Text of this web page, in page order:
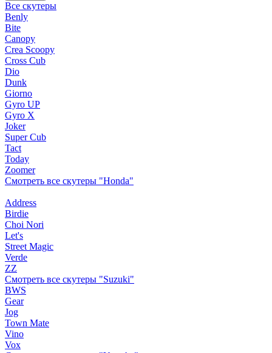
Все скутеры
Benly
Bite
Canopy
Crea Scoopy
Cross Cub
Dio
Dunk
Giorno
Gyro UP
Gyro X
Joker
Super Cub
Tact
Today
Zoomer
Смотреть все скутеры "Honda"
Address
Birdie
Choi Nori
Let's
Street Magic
Verde
ZZ
Смотреть все скутеры "Suzuki"
BWS
Gear
Jog
Town Mate
Vino
Vox